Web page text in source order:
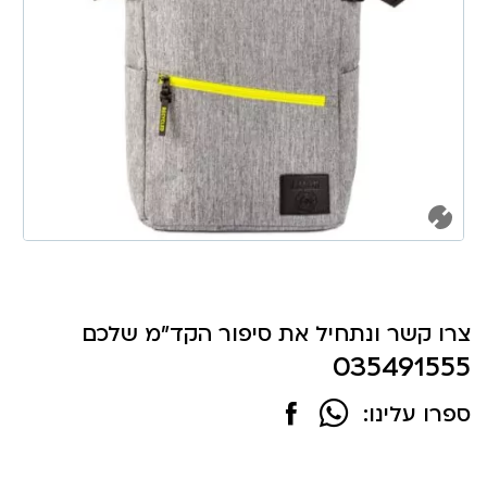
צרו קשר ונתחיל את סיפור הקד"מ שלכם
035491555
ספרו עלינו: